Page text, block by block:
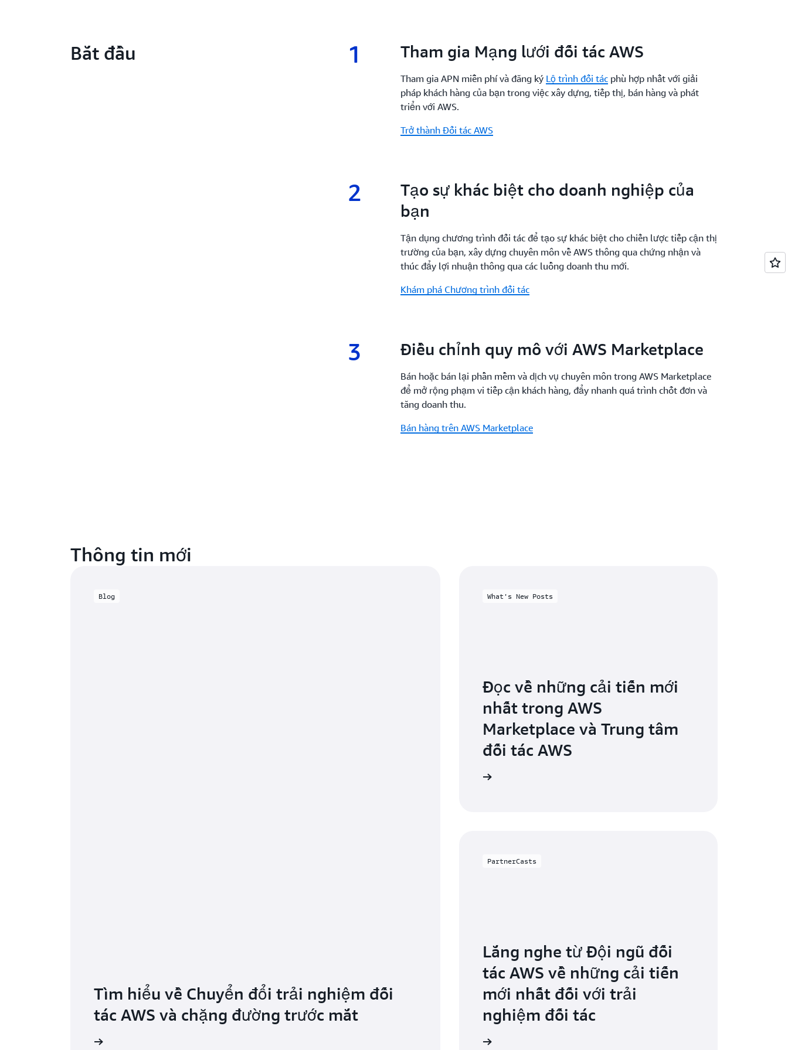
Bắt đầu 1 1.
Tham gia Mạng lưới đối tác AWS
Tham gia APN miễn phí và đăng ký Lộ trình đối tác phù hợp nhất với giải
pháp khách hàng của bạn trong việc xây dựng, tiếp thị, bán hàng và phát
triển với AWS.
Trở thành Đối tác AWS
2 2.
Tạo sự khác biệt cho doanh nghiệp của
bạn
Tận dụng chương trình đối tác để tạo sự khác biệt cho chiến lược tiếp cận thị
trường của bạn, xây dựng chuyên môn về AWS thông qua chứng nhận và
thúc đẩy lợi nhuận thông qua các luồng doanh thu mới.
Khám phá Chương trình đối tác
3 3.
Điều chỉnh quy mô với AWS Marketplace
Bán hoặc bán lại phần mềm và dịch vụ chuyên môn trong AWS Marketplace
để mở rộng phạm vi tiếp cận khách hàng, đẩy nhanh quá trình chốt đơn và
tăng doanh thu.
Bán hàng trên AWS Marketplace
Thông tin mới
Blog
Tìm hiểu về Chuyển đổi trải nghiệm đối
tác AWS và chặng đường trước mắt
What's New Posts
Đọc về những cải tiến mới
nhất trong AWS
Marketplace và Trung tâm
đối tác AWS
PartnerCasts
Lắng nghe từ Đội ngũ đối
tác AWS về những cải tiến
mới nhất đối với trải
nghiệm đối tác